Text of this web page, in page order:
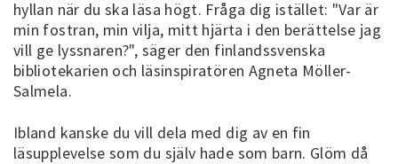
hyllan när du ska läsa högt. Fråga dig istället: "Var är
min fostran, min vilja, mitt hjärta i den berättelse jag
vill ge lyssnaren?", säger den finlandssvenska
bibliotekarien och läsinspiratören Agneta Möller-
Salmela.
Ibland kanske du vill dela med dig av en fin
läsupplevelse som du själv hade som barn. Glöm då